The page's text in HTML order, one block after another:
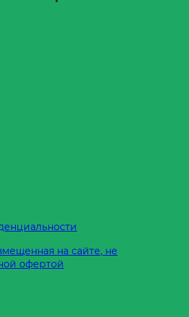
на сайте, не
офертой